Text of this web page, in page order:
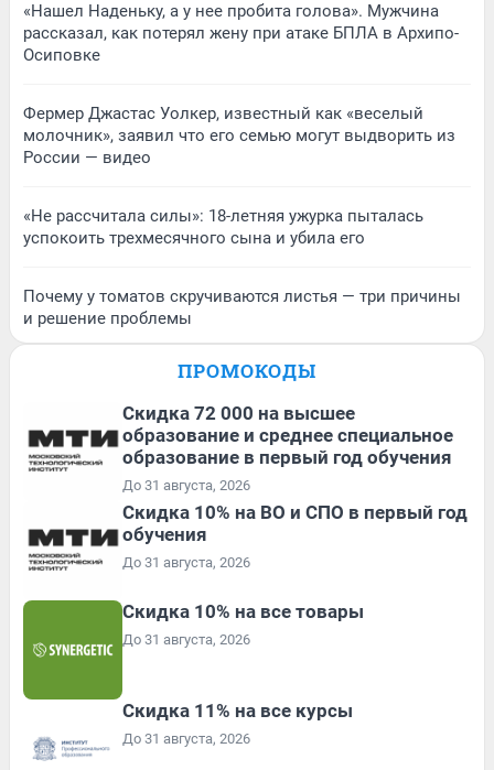
«Нашел Наденьку, а у нее пробита голова». Мужчина
рассказал, как потерял жену при атаке БПЛА в Архипо-
Осиповке
Фермер Джастас Уолкер, известный как «веселый
молочник», заявил что его семью могут выдворить из
России — видео
«Не рассчитала силы»: 18-летняя ужурка пыталась
успокоить трехмесячного сына и убила его
Почему у томатов скручиваются листья — три причины
и решение проблемы
ПРОМОКОДЫ
Скидка 72 000 на высшее
образование и среднее специальное
образование в первый год обучения
До 31 августа, 2026
Скидка 10% на ВО и СПО в первый год
обучения
До 31 августа, 2026
Скидка 10% на все товары
До 31 августа, 2026
Скидка 11% на все курсы
До 31 августа, 2026